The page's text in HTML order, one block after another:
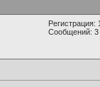
Регистрация:
Сообщений: 3